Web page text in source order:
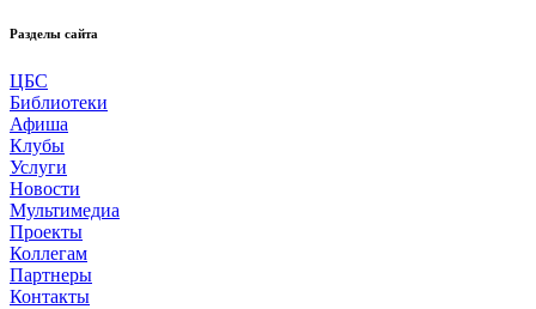
Разделы сайта
ЦБС
Библиотеки
Афиша
Клубы
Услуги
Новости
Мультимедиа
Проекты
Коллегам
Партнеры
Контакты